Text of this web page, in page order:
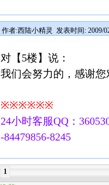
作者:西陆小精灵 发表时间: 2009/
对【5楼】说：
我们会努力的，感谢
※※※※※※
24小时客服QQ：
-84479856-8245
1